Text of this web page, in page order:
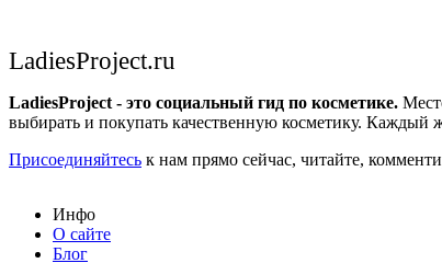
LadiesProject.ru
LadiesProject - это социальный гид по косметике.
выбирать и покупать качественную косметику.
Присоединяйтесь к нам прямо сейчас, читайте,
Инфо
О сайте
Блог